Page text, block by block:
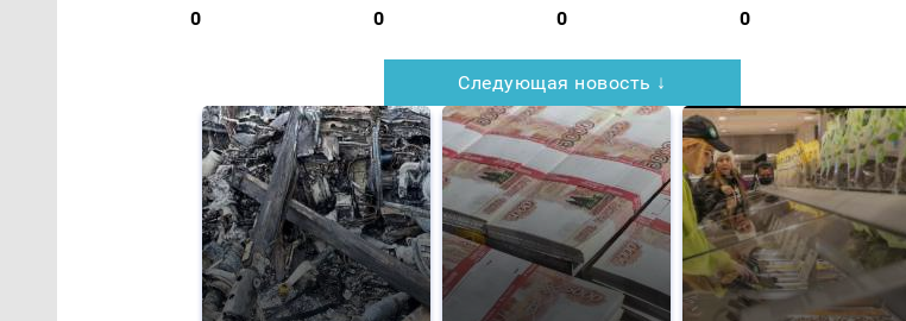
0 0 0 0
Следующая новость ↓